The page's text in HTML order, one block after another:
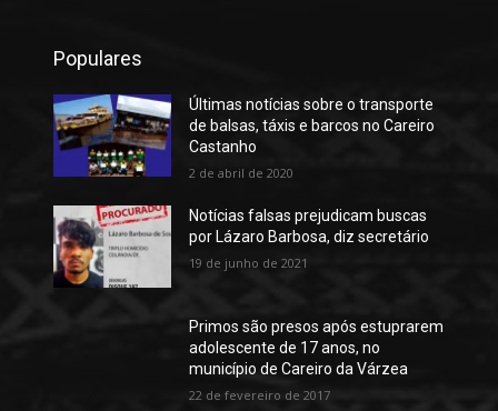
Populares
Últimas notícias sobre o transporte
de balsas, táxis e barcos no Careiro
Castanho
2 de abril de 2020
Notícias falsas prejudicam buscas
por Lázaro Barbosa, diz secretário
19 de junho de 2021
Primos são presos após estuprarem
adolescente de 17 anos, no
município de Careiro da Várzea
22 de fevereiro de 2017